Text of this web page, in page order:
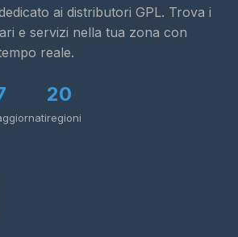
ai distributori GPL. Trova i
e servizi nella tua zona con
reale.
20
regioni